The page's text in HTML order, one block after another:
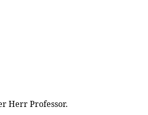
Herr Professor.